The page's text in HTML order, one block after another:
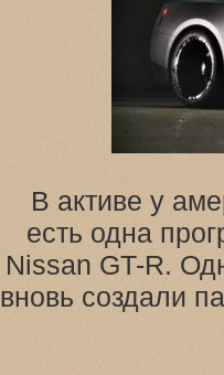
В активе у
есть одна
Nissan GT-R.
вновь создали